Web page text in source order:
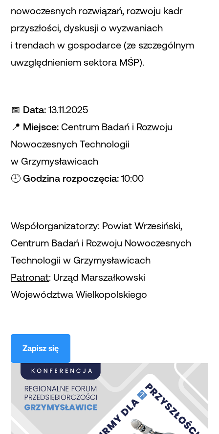
nowoczesnych rozwiązań, rozwoju kadr
przyszłości, dyskusji o wyzwaniach
i trendach w gospodarce (ze szczególnym
uwzględnieniem sektora MŚP).
📅 Data: 13.11.2025
📍 Miejsce: Centrum Badań i Rozwoju
Nowoczesnych Technologii
w Grzymysławicach
🕘Godzina rozpoczęcia: 10:00
Współorganizatorzy: Powiat Wrzesiński,
Centrum Badań i Rozwoju Nowoczesnych
Technologii w Grzymysławicach
Patronat: Urząd Marszałkowski
Województwa Wielkopolskiego
Zapisz się